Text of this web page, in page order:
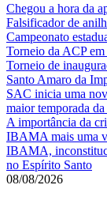
Chegou a hora da
Falsificador de
Campeonato
Torneio da ACP
Torneio de
Santo Amaro da
SAC inicia uma
maior temporada
A importância da
IBAMA mais uma
IBAMA,
no Espírito Santo
08/08/2026